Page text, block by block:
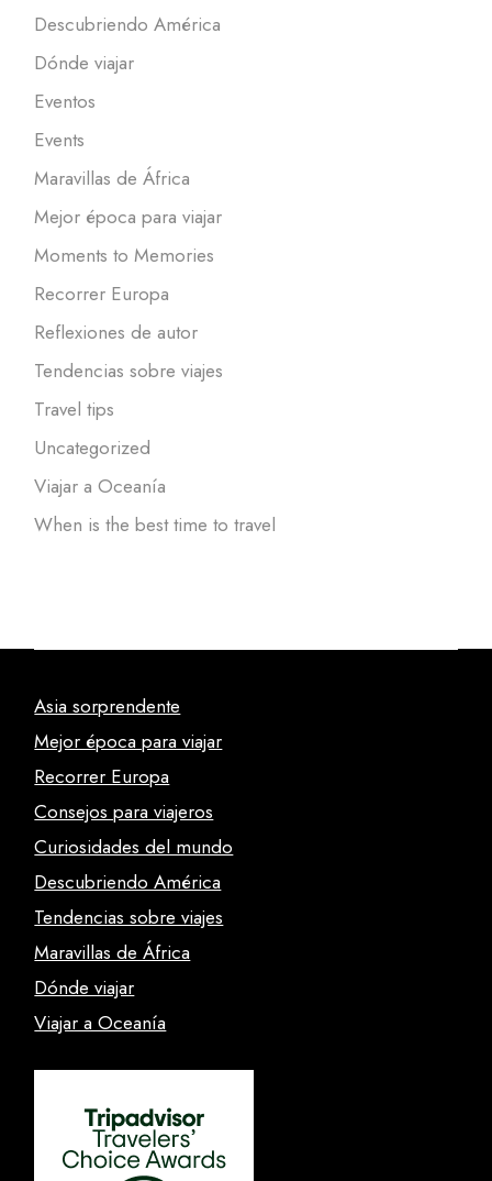
Descubriendo América
Dónde viajar
Eventos
Events
Maravillas de África
Mejor época para viajar
Moments to Memories
Recorrer Europa
Reflexiones de autor
Tendencias sobre viajes
Travel tips
Uncategorized
Viajar a Oceanía
When is the best time to travel
Asia sorprendente
Mejor época para viajar
Recorrer Europa
Consejos para viajeros
Curiosidades del mundo
Descubriendo América
Tendencias sobre viajes
Maravillas de África
Dónde viajar
Viajar a Oceanía